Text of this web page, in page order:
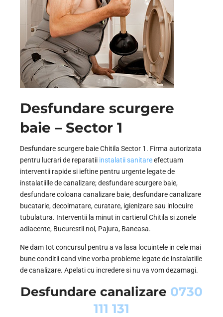
Desfundare scurgere
baie – Sector 1
Desfundare scurgere baie Chitila Sector 1. Firma autorizata
pentru lucrari de reparatii instalatii sanitareefectuam
interventii rapide si ieftine pentru urgente legate de
instalatiille de canalizare; desfundare scurgere baie,
desfundare coloana canalizare baie, desfundare canalizare
bucatarie, decolmatare, curatare, igienizare sau inlocuire
tubulatura. Interventii la minut in cartierul Chitila si zonele
adiacente, Bucurestii noi, Pajura, Baneasa.
Ne dam tot concursul pentru a va lasa locuintele in cele mai
bune conditii cand vine vorba probleme legate de instalatiile
de canalizare. Apelati cu incredere si nu va vom dezamagi.
Desfundare canalizare 0730
111 131